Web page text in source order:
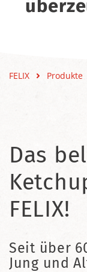
FELIX Produkte
Das
FELIX!
Seit über
Jung und